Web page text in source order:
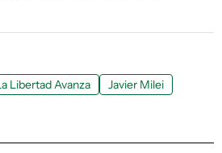
Libertad Avanza
Javier Milei